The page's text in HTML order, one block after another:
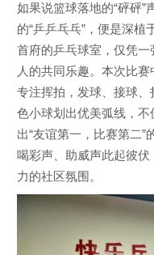
如果说篮球落地的“砰砰
的“乒乒乓乓”，便是深
首府的乒乓球室，仅凭
人的共同乐趣。本次比
专注挥拍，发球、接球
色小球划出优美弧线，
出“友谊第一，比赛第二”
喝彩声、助威声此起彼
力的社区氛围。